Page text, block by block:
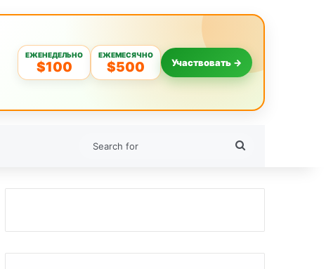
ЕЖЕНЕДЕЛЬНО
$100
ЕЖЕМЕСЯЧНО
$500 Участвовать →